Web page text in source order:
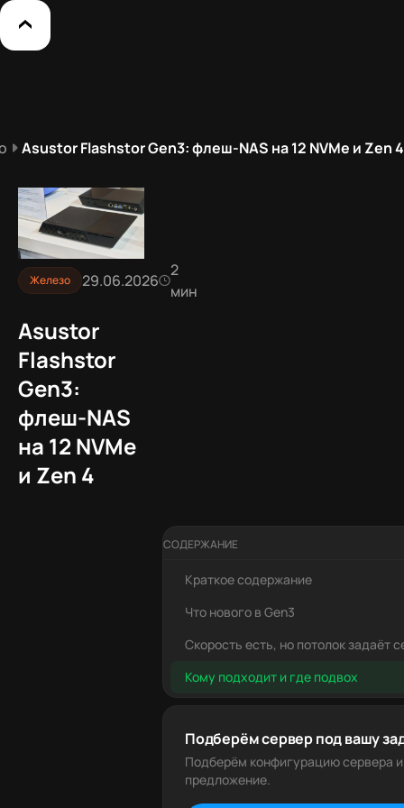
Asustor Flashstor Gen3: флеш-NAS на 12 NVMe и Zen 4
Железо 29.06.2026
2
мин
Asustor
Flashstor
Gen3:
флеш-NAS
на 12 NVMe
и Zen 4
СОДЕРЖАНИЕ
Краткое содержание
Что нового в Gen3
Скорость есть, но потолок задаёт
Кому подходит и где подвох
Подберём сервер под вашу
Подберём конфигурацию сервера
предложение.